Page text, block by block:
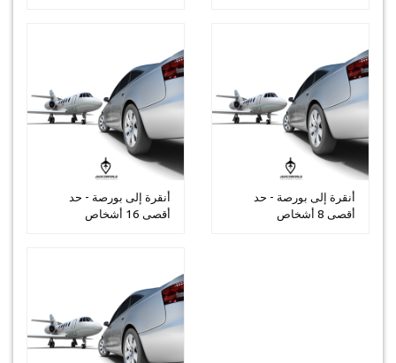
أنقرة إلى بورصة - حد
أقصى 16 أشخاص
أنقرة إلى بورصة - حد
أقصى 8 أشخاص